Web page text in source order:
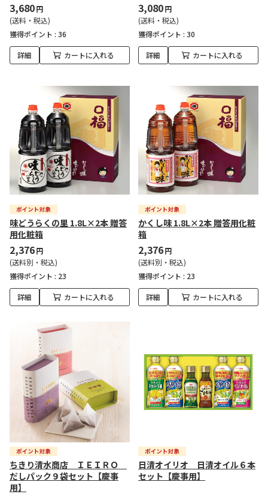
3,680円
(送料・税込)
獲得ポイント : 36
詳細 カートに入れる
3,080円
(送料・税込)
獲得ポイント : 30
詳細 カートに入れる
味どうらくの里 1.8L×2本 贈答
用化粧箱
2,376円
(送料別・税込)
獲得ポイント : 23
詳細 カートに入れる
かくし味 1.8L×2本 贈答用化粧
箱
2,376円
(送料別・税込)
獲得ポイント : 23
詳細 カートに入れる
ちきり清水商店 ＩＥＩＲＯ
だしパック９袋セット【慶事
用】
日清オイリオ 日清オイル６本
セット【慶事用】